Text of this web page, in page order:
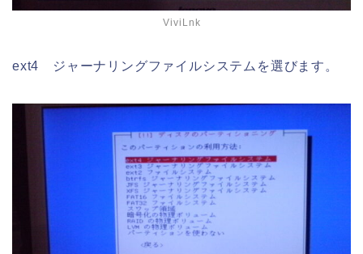
ViviLnk
ext4 ジャーナリングファイルシステムを選びます。